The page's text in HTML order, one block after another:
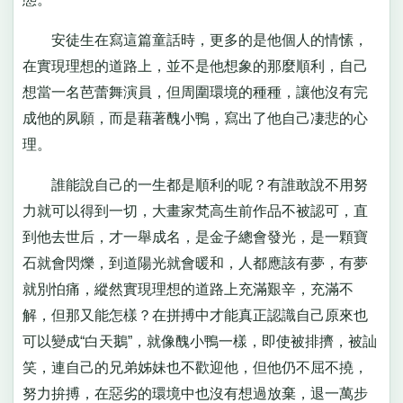
安徒生在寫這篇童話時，更多的是他個人的情愫，
在實現理想的道路上，並不是他想象的那麼順利，自己
想當一名芭蕾舞演員，但周圍環境的種種，讓他沒有完
成他的夙願，而是藉著醜小鴨，寫出了他自己凄悲的心
理。
誰能說自己的一生都是順利的呢？有誰敢說不用努
力就可以得到一切，大畫家梵高生前作品不被認可，直
到他去世后，才一舉成名，是金子總會發光，是一顆寶
石就會閃爍，到道陽光就會暖和，人都應該有夢，有夢
就別怕痛，縱然實現理想的道路上充滿艱辛，充滿不
解，但那又能怎樣？在拼搏中才能真正認識自己原來也
可以變成“白天鵝”，就像醜小鴨一樣，即使被排擠，被訕
笑，連自己的兄弟姊妹也不歡迎他，但他仍不屈不撓，
努力拚搏，在惡劣的環境中也沒有想過放棄，退一萬步